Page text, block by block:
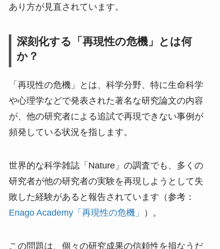
あり方が見直されています。
深刻化する「再現性の危機」とは何
か？
「再現性の危機」とは、科学分野、特に生命科学
や心理学などで発表された著名な研究論文の内容
が、他の研究者による追試で再現できない事例が
頻発している状況を指します。
世界的な科学雑誌「Nature」の調査でも、多くの
研究者が他の研究者の実験を再現しようとして失
敗した経験があると報告されています（参考：
Enago Academy「再現性の危機」
）。
この問題は、個々の研究成果の信頼性を損なうだ